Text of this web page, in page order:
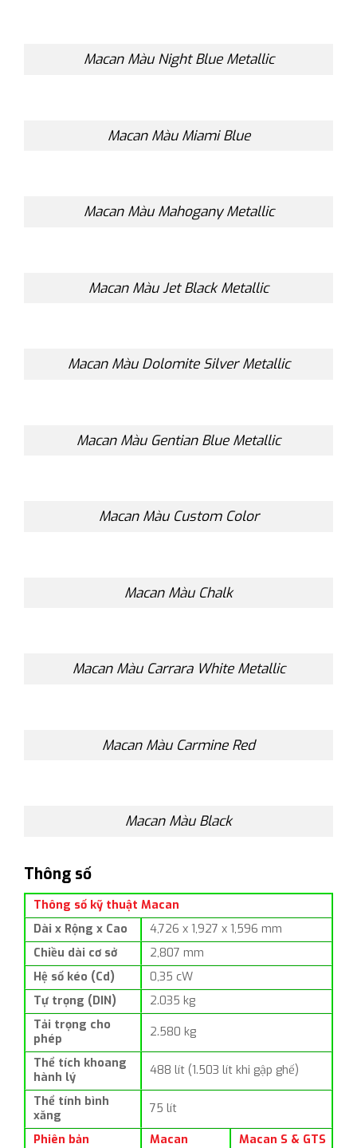
Macan Màu Night Blue Metallic
Macan Màu Miami Blue
Macan Màu Mahogany Metallic
Macan Màu Jet Black Metallic
Macan Màu Dolomite Silver Metallic
Macan Màu Gentian Blue Metallic
Macan Màu Custom Color
Macan Màu Chalk
Macan Màu Carrara White Metallic
Macan Màu Carmine Red
Macan Màu Black
Thông số
Thông số kỹ thuật Macan
Dài x Rộng x Cao
4,726 x 1,927 x 1,596 mm
Chiều dài cơ sở
2,807 mm
Hệ số kéo (Cd)
0,35 cW
Tự trọng (DIN)
2.035 kg
Tải trọng cho
phép
2.580 kg
Thể tích khoang
hành lý
488 lít (1.503 lít khi gập ghế)
Thể tính bình
xăng
75 lít
Phiên bản Macan
Macan S & GTS